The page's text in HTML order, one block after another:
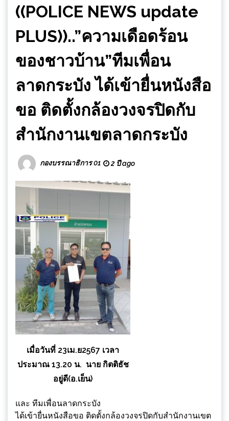
((POLICE NEWS update
PLUS))..”ความเดือดร้อน
ของชาวบ้าน”ทีมเพื่อน
ลาดกระบัง ได้เข้ายื่นหนังสือ
ขอ ติดตั้งกล้องวงจรปิดกับ
สำนักงานเขตลาดกระบัง
กองบรรณาธิการ 01 2 ปี ago
เมื่อวันที่ 23เม.ย2567 เวลา
ประมาณ 13.20 น. นาย กิตติธัช
อยู่ดี(อ.เย็น)
และ ทีมเพื่อนลาดกระบัง
ได้เข้ายื่นหนังสือขอ ติดตั้งกล้องวงจรปิดกับสำนักงานเขต